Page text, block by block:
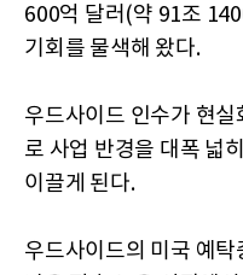
600억 달러(약 91조
기회를 물색해 왔다.
우드사이드 인수가 현
로 사업 반경을 대폭 넓
이끌게 된다.
우드사이드의 미국 예